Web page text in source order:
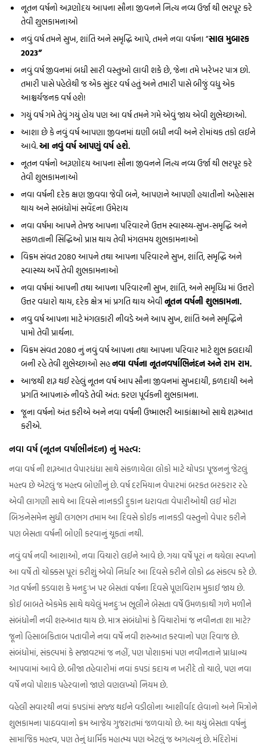
નૂતન વર્ષનો અરૂણોદય આપના સૌના જીવનને નિત્ય નવ્ય ઉર્જા થી ભરપૂર કરે
તેવી શુભકામનાઓ
નવું વર્ષ તમને સુખ, શાંતિ અને સમૃદ્ધિ આપે, તમને નવા વર્ષના “સાલ મુબારક
2023”
નવું વર્ષ જીવનમાં બધી સારી વસ્તુઓ લાવી શકે છે, જેના તમે ખરેખર પાત્ર છો.
તમારી પાસે પહેલેથી જ એક સુંદર વર્ષ હતું અને તમારી પાસે બીજું વધુ એક
આશ્ચર્યજનક વર્ષ હશે!
ગયું વર્ષ ગમે તેવું ગયું હોય પણ આ વર્ષ તમને ગમે એવું જાય એવી શુભેચ્છાઓ.
આશા છે કે નવું વર્ષ આપણા જીવનમાં ઘણી બધી નવી અને રોમાંચક તકો લઈને
આવે.આ નવું વર્ષ આપણું વર્ષ હશે.
નૂતન વર્ષનો અરૂણોદય આપના સૌના જીવનને નિત્ય નવ્ય ઉર્જા થી ભરપૂર કરે
તેવી શુભકામનાઓ
નવા વર્ષની દરેક ક્ષણ જીવવા જેવી બને, આપણને આપણી હયાતીનો અહેસાસ
થાય અને સબંધોમાં સવેંદના ઉમેરાય
નવા વર્ષમા આપને તેમજ આપના પરિવારને ઉત્તમ સ્વાસ્થ્ય-સુખ-સમૃદ્ધિ અને
સફળતાની સિદ્ધિઓ પ્રાપ્ત થાય તેવી મંગલમય શુભકામનાઓ
વિક્રમ સંવત 2080 આપને તથા આપના પરિવારને સુખ, શાંતિ, સમૃદ્ધિ અને
સ્વાસ્થ્ય અર્પે તેવી શુભકામનાઓ
નવા વર્ષમાં આપની તથા આપના પરિવારની સુખ, શાંતિ, અને સમૃધ્ધિ માં ઉત્તરો
ઉત્તર વધારો થાય, દરેક ક્ષેત્ર માં પ્રગતિ થાય એવીનૂતન વર્ષની શુભકામના.
નવુ વર્ષ આપના માટે મંગલકારી નીવડે અને આપ સુખ, શાંતિ અને સમૃદ્ધિને
પામો તેવી પ્રાર્થના.
વિક્રમ સંવત 2080 નું નવું વર્ષ આપના તથા આપના પરિવાર માટે શુભ ફલદાયી
બની રહે તેવી શુભેચ્છાઓ સહનવા વર્ષના નૂતનવર્ષાભિનંદન અને રામ રામ.
આજથી શરૂ થઈ રહેલું નૂતન વર્ષ આપ સૌના જીવનમાં સુખદાયી, ફળદાયી અને
પ્રગતિ આપનારું નીવડે તેવી અંત: કરણ પૂર્વકની શુભકામના.
જૂના વર્ષનો અંત કરીએ અને નવા વર્ષની ઉષ્માભરી આકાંક્ષાઓ સાથે શરૂઆત
કરીએ.
નવા વર્ષ (નૂતન વર્ષાભીનંદન) નું મહત્વ:
નવા વર્ષ ની શરૂઆત વેપારધંધા સાથે સંકળાયેલા લોકો માટે ચોપડા પૂજનનું જેટલું
મહત્ત્વ છે એટલું જ મહત્ત્વ બોણીનું છે. વર્ષ દરમિયાન વેપારમાં બરકત બરકરાર રહે
એવી લાગણી સાથે આ દિવસે નાનકડી દુકાન ધરાવતા વેપારીઓથી લઈ મોટા
બિઝનેસમેન સુધી લગભગ તમામ આ દિવસે કોઈક નાનકડી વસ્તુનો વેપાર કરીને
પણ બેસતા વર્ષની બોણી કરવાનું ચૂકતાં નથી.
નવું વર્ષ નવી આશાઓ, નવા વિચારો લઈને આવે છે. ગયા વર્ષે પૂરાં ન થયેલા સ્વપ્નો
આ વર્ષે તો ચોક્કસ પૂરાં કરીશું એવો નિર્ધાર આ દિવસે કરીને લોકો દ્રઢ સંકલ્પ કરે છે.
ગત વર્ષની કડવાશ કે મનદુઃખ પર બેસતાં વર્ષના દિવસે પૂણવિરામ મુકાઈ જાય છે.
કોઈ બાબતે એકમેક સાથે થયેલું મનદુઃખ ભૂલીને બેસતા વર્ષે ઉમળકાથી ગળે મળીને
સંબંધોની નવી શરુઆત થાય છે. માત્ર સંબંધોમાં કે વિચારોમાં જ નવીનતા શા માટે?
જૂનો હિસાબકિતાબ પતાવીને નવા વર્ષે નવી શરુઆત કરવાનો પણ રિવાજ છે.
સંબંધોમાં, સંકલ્પમાં કે સજાવટમાં જ નહીં, પણ પોશાકમાં પણ નવીનતાને પ્રાધાન્ય
આપવામાં આવે છે. બીજા તહેવારોમાં નવાં કપડાં કદાચ ન ખરીદે તો ચાલે, પણ નવા
વર્ષે નવો પોશાક પહેરવાનો જાણે વણલખ્યો નિયમ છે.
વહેલી સવારથી નવાં કપડાંમાં સજ્જ થઈને વડીલોના આશીર્વાદ લેવાનો અને મિત્રોને
શુભકામના પાઠવવાનો ક્રમ આજેય ગુજરાતમાં જળવાયો છે. આ થયું બેસતા વર્ષનું
સામાજિક મહત્ત્વ, પણ તેનું ધાર્મિક મહાત્મ્ય પણ એટલું જ અગત્યનું છે. મંદિરોમાં